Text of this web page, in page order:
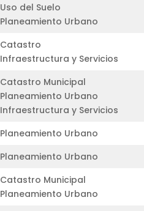
Uso del Suelo
Planeamiento Urbano
Catastro
Infraestructura y Servicios
Catastro Municipal
Planeamiento Urbano
Infraestructura y Servicios
Planeamiento Urbano
Planeamiento Urbano
Catastro Municipal
Planeamiento Urbano